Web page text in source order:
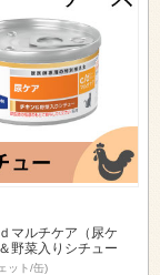
マルチケア（尿ケ
野菜入りシチュー
ット/缶)